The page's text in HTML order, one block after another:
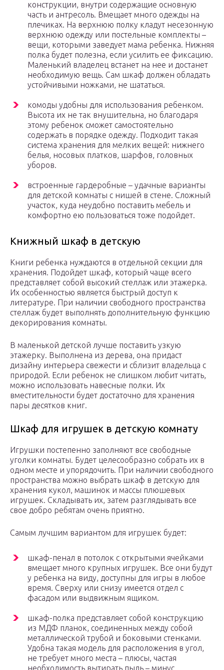
конструкции, внутри содержащие основную
часть и антресоль. Вмещает много одежды на
плечиках. На верхнюю полку кладут несезонную
верхнюю одежду или постельные комплекты –
вещи, которыми заведует мама ребенка. Нижняя
полка будет полезна, если усилить ее фиксацию.
Маленький владелец встанет на нее и достанет
необходимую вещь. Сам шкаф должен обладать
устойчивыми ножками, не шататься.
комоды удобны для использования ребенком.
Высота их не так внушительна, но благодаря
этому ребенок сможет самостоятельно
содержать в порядке одежду. Подходит такая
система хранения для мелких вещей: нижнего
белья, носовых платков, шарфов, головных
уборов.
встроенные гардеробные – удачные варианты
для детской комнаты с нишей в стене. Сложный
участок, куда неудобно поставить мебель и
комфортно ею пользоваться тоже подойдет.
Книжный шкаф в детскую
Книги ребенка нуждаются в отдельной секции для
хранения. Подойдет шкаф, который чаще всего
представляет собой высокий стеллаж или этажерка.
Их особенностью является быстрый доступ к
литературе. При наличии свободного пространства
стеллаж будет выполнять дополнительную функцию
декорирования комнаты.
В маленькой детской лучше поставить узкую
этажерку. Выполнена из дерева, она придаст
дизайну интерьера свежести и сблизит владельца с
природой. Если ребенок не слишком любит читать,
можно использовать навесные полки. Их
вместительности будет достаточно для хранения
пары десятков книг.
Шкаф для игрушек в детскую комнату
Игрушки постепенно заполняют все свободные
уголки комнаты. Будет целесообразно собрать их в
одном месте и упорядочить. При наличии свободного
пространства можно выбрать шкаф в детскую для
хранения кукол, машинок и массы плюшевых
игрушек. Складывать их, затем разглядывать все
свое добро ребятам очень приятно.
Самым лучшим вариантом для игрушек будет:
шкаф-пенал в потолок с открытыми ячейками
вмещает много крупных игрушек. Все они будут
у ребенка на виду, доступны для игры в любое
время. Сверху или снизу имеется отдел с
фасадом или выдвижным ящиком.
шкаф-полка представляет собой конструкцию
из МДФ планок, соединенных между собой
металлической трубой и боковыми стенками.
Удобна такая модель для расположения в угол,
не требует много места – плюсы, частая
необходимость вытирать пыль – минус.